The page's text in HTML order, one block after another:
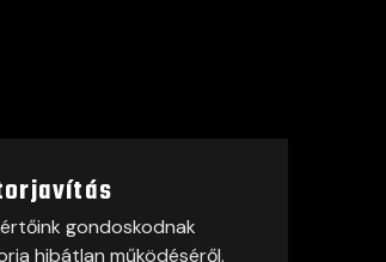
gondoskodnak
hibátlan működéséről.